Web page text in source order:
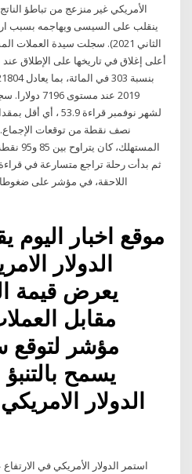
الأمريكي غير منزعج من تباطؤ
ينقلب على السيسى ويهاجمه بسبب
2019 عند
نصف نقطة من توقعات
ثم بدأت رحلة تراجع متسارعة في
اللاحقة، في مؤشر على
موقع اخبار
الدولار
يعرض قيمة
مقابل
مؤشر لتوقع
يسمح
الدولار
استمر الدولار الأمريكي في